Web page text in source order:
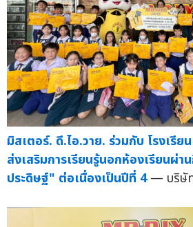
มิสเตอร์. ดี.ไอ.วาย. ร่วมกับ โรงเรีย
ส่งเสริมการเรียนรู้นอกห้องเรียนผ่
ประดิษฐ์" ต่อเนื่องเป็นปีที่ 4 — บริษั